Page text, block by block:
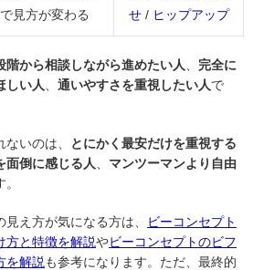
見方が変わる
せ/ ヒップアップ
階から相談しながら進めたい人
完全に
しい人
通いやすさを重視したい人で
いのは、
とにかく最安だけを重視する
面倒に感じる人
マンツーマンより自由
え方が気になる方は、
ビーコンセプト
方と特徴を解説やビーコンセプトのビフ
を解説 も参考になります。ただ、最終的